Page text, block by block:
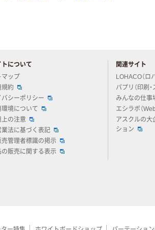
トについて
マップ
規約
バシーポリシー
環境について
上の注意
業法に基づく表記
売管理者標識の掲示
の販売に関する表示
関連サイト
LOHACO（ロ
パプリ（印刷・
みんなの仕事
エシラボ（
アスクルの大
ション